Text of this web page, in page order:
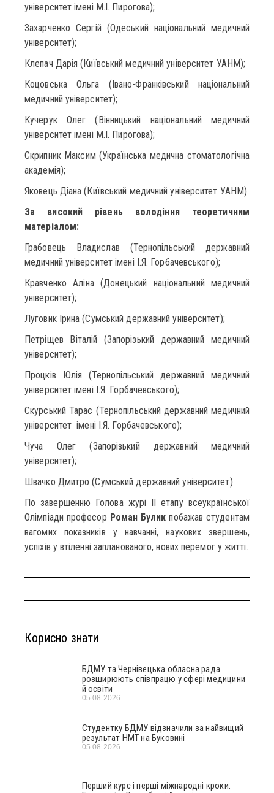
університет імені М.І. Пирогова);
Захарченко Сергій (Одеський національний медичний
університет);
Клепач Дарія (Київський медичний університет УАНМ);
Коцовська Ольга (Івано-Франківський національний
медичний університет);
Кучерук Олег (Вінницький національний медичний
університет імені М.І. Пирогова);
Скрипник Максим (Українська медична стоматологічна
академія);
Яковець Діана (Київський медичний університет УАНМ).
За високий рівень володіння теоретичним
матеріалом:
Грабовець Владислав (Тернопільський державний
медичний університет імені І.Я. Горбачевського);
Кравченко Аліна (Донецький національний медичний
університет);
Луговик Ірина (Сумський державний університет);
Петріщев Віталій (Запорізький державний медичний
університет);
Процків Юлія (Тернопільський державний медичний
університет імені І.Я. Горбачевського);
Скурський Тарас (Тернопільський державний медичний
університет імені І.Я. Горбачевського);
Чуча Олег (Запорізький державний медичний
університет);
Швачко Дмитро (Сумський державний університет).
По завершенню Голова журі ІІ етапу всеукраїнської
Олімпіади професор Роман Булик побажав студентам
вагомих показників у навчанні, наукових звершень,
успіхів у втіленні запланованого, нових перемог у житті.
Корисно знати
БДМУ та Чернівецька обласна рада
розширюють співпрацю у сфері медицини
й освіти
05.08.2026
Студентку БДМУ відзначили за найвищий
результат НМТ на Буковині
05.08.2026
Перший курс і перші міжнародні кроки: